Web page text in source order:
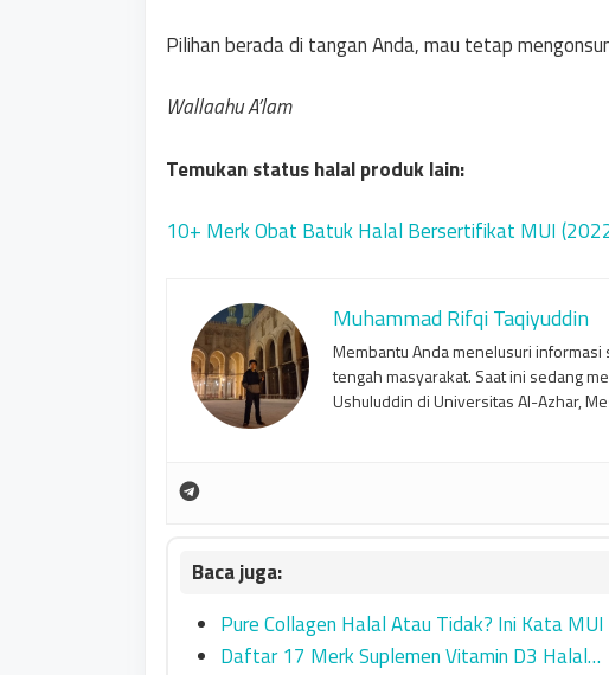
Pilihan berada di tangan Anda, mau tetap
Wallaahu A’lam
Temukan status halal produk lain:
10+ Merk Obat Batuk Halal Bersertifikat MUI
Muhammad Rifqi Taqiyuddin
Membantu Anda menelusuri
tengah masyarakat. Saat ini sedang
Ushuluddin di Universitas Al-Azhar,
Pure Collagen Halal Atau Tidak? Ini Kata MUI
Daftar 17 Merk Suplemen Vitamin D3 Halal…